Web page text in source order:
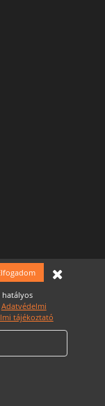
hatályos
Adatvédelmi
tájékoztató